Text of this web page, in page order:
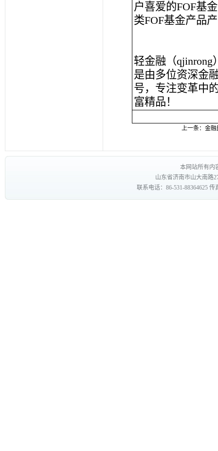
户喜爱的FOF基
类FOF基金产品
轻金融（qjinrong
是由多位资深金
号，专注变革中
富精品！
上一条： 金融
本网站所有内
山东省济南市山大南路
联系电话：86-531-88364625 传